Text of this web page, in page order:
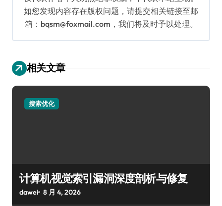
如您发现内容存在版权问题，请提交相关链接至邮
箱：bqsm@foxmail.com，我们将及时予以处理。
相关文章
搜索优化
计算机视觉索引漏洞深度剖析与修复
dawei 8 月 4, 2026